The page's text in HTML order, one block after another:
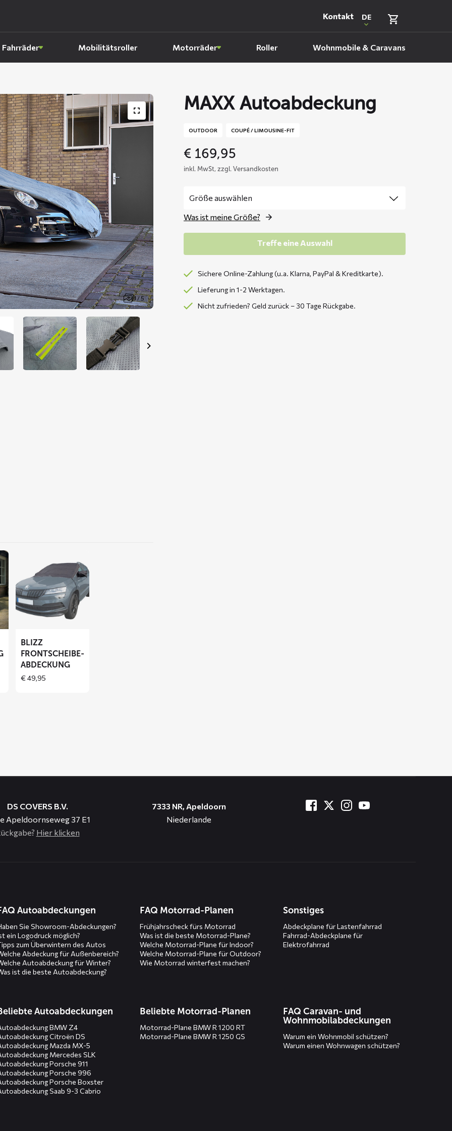
Kontakt
DE
Fahrräder Mobilitätsroller Motorräder Roller Wohnmobile & Caravans
1 / 5
MAXX Autoabdeckung
OUTDOOR COUPÉ / LIMOUSINE-FIT
€ 169,95
inkl. MwSt, zzgl. Versandkosten
Was ist meine Größe?
Treffe eine Auswahl
Sichere Online-Zahlung (u.a. Klarna, PayPal & Kreditkarte).
Lieferung in 1-2 Werktagen.
Nicht zufrieden? Geld zurück – 30 Tage Rückgabe.
über
BLIZZ
Frontscheibe-
BLIZZ
FRONTSCHEIBE-
ABDECKUNG
€49,95
DS COVERS B.V.
Apeldoornseweg 37 E1
Hier klicken
7333 NR, Apeldoorn
Niederlande
Autoabdeckungen
Sie Showroom-Abdeckungen?
ein Logodruck möglich?
zum Überwintern des Autos
Abdeckung für Außenbereich?
Autoabdeckung für Winter?
ist die beste Autoabdeckung?
FAQ Motorrad-Planen
Frühjahrscheck fürs Motorrad
Was ist die beste Motorrad-Plane?
Welche Motorrad-Plane für Indoor?
Welche Motorrad-Plane für Outdoor?
Wie Motorrad winterfest machen?
Sonstiges
Abdeckplane für Lastenfahrrad
Fahrrad-Abdeckplane für
Elektrofahrrad
Autoabdeckungen
BMW Z4
Citroën DS
Mazda MX-5
Mercedes SLK
Porsche 911
Porsche 996
Porsche Boxster
Saab 9-3 Cabrio
Beliebte Motorrad-Planen
Motorrad-Plane BMW R 1200 RT
Motorrad-Plane BMW R 1250 GS
FAQ Caravan- und
Wohnmobilabdeckungen
Warum ein Wohnmobil schützen?
Warum einen Wohnwagen schützen?